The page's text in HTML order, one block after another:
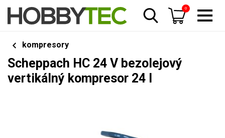
0
kompresory
Scheppach HC 24 V bezolejový
vertikálný kompresor 24 l